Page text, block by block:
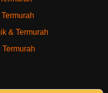
& Termurah